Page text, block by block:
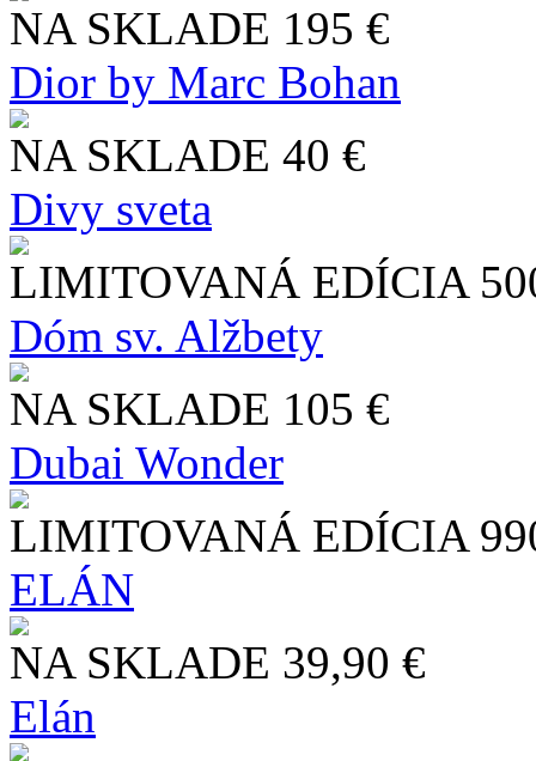
NA SKLADE 195 €
Dior by Marc Bohan
NA SKLADE 40 €
Divy sveta
LIMITOVANÁ EDÍCIA
Dóm sv. Alžbety
NA SKLADE 105 €
Dubai Wonder
LIMITOVANÁ EDÍCIA
ELÁN
NA SKLADE 39,90 €
Elán